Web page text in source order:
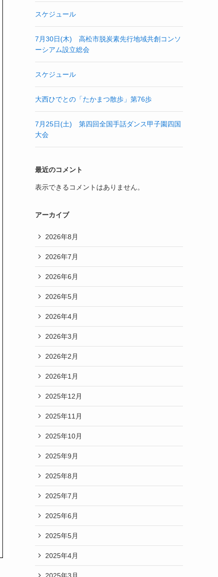
スケジュール
7月30日(木) 高松市脱炭素先行地域共創コンソ
ーシアム設立総会
スケジュール
大西ひでとの「たかまつ散歩」第76歩
7月25日(土) 第四回全国手話ダンス甲子園四国
大会
最近のコメント
表示できるコメントはありません。
アーカイブ
2026年8月
2026年7月
2026年6月
2026年5月
2026年4月
2026年3月
2026年2月
2026年1月
2025年12月
2025年11月
2025年10月
2025年9月
2025年8月
2025年7月
2025年6月
2025年5月
2025年4月
2025年3月